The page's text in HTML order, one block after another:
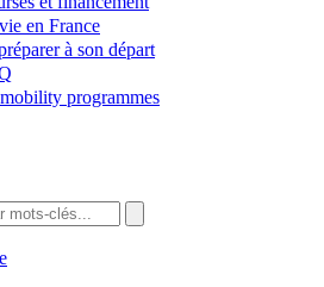
en France
à son départ
programmes